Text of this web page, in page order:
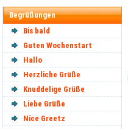
Begrüßungen
Bis bald
Guten Wochenstart
Hallo
Herzliche Grüße
Knuddelige Grüße
Liebe Grüße
Nice Greetz